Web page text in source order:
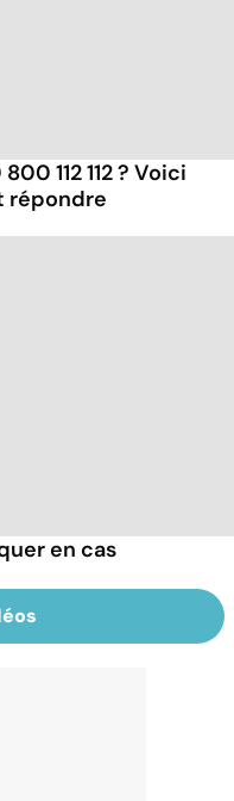
112 112 ? Voici
répondre
en cas